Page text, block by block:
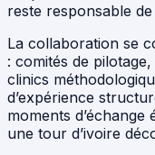
reste responsable
La collaboration se
: comités de
clinics
d’expérience
moments
une tour d’ivoire